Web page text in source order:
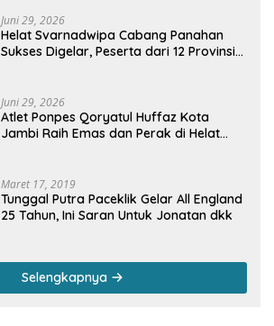
Juni 29, 2026
Helat Svarnadwipa Cabang Panahan
Sukses Digelar, Peserta dari 12 Provinsi
Juni 29, 2026
Atlet Ponpes Qoryatul Huffaz Kota
Jambi Raih Emas dan Perak di Helat
Maret 17, 2019
Tunggal Putra Paceklik Gelar All England
25 Tahun, Ini Saran Untuk Jonatan dkk
Selengkapnya